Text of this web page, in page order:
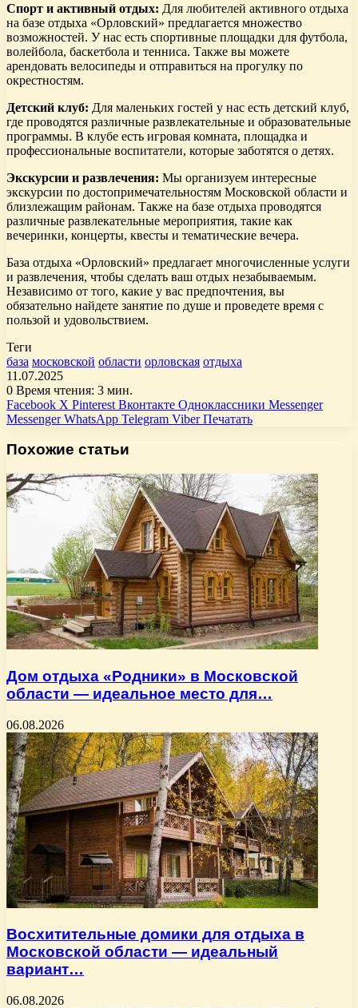
Спорт и активный отдых: Для любителей активного отдыха
на базе отдыха «Орловский» предлагается множество
возможностей. У нас есть спортивные площадки для футбола,
волейбола, баскетбола и тенниса. Также вы можете
арендовать велосипеды и отправиться на прогулку по
окрестностям.
Детский клуб: Для маленьких гостей у нас есть детский клуб,
где проводятся различные развлекательные и образовательные
программы. В клубе есть игровая комната, площадка и
профессиональные воспитатели, которые заботятся о детях.
Экскурсии и развлечения: Мы организуем интересные
экскурсии по достопримечательностям Московской области и
близлежащим районам. Также на базе отдыха проводятся
различные развлекательные мероприятия, такие как
вечеринки, концерты, квесты и тематические вечера.
База отдыха «Орловский» предлагает многочисленные услуги
и развлечения, чтобы сделать ваш отдых незабываемым.
Независимо от того, какие у вас предпочтения, вы
обязательно найдете занятие по душе и проведете время с
пользой и удовольствием.
Теги
база московской области орловская отдыха
11.07.2025
0 Время чтения: 3 мин.
Facebook X Pinterest Вконтакте Одноклассники Messenger
Messenger WhatsApp Telegram Viber Печатать
Похожие статьи
Дом отдыха «Родники» в Московской
области — идеальное место для…
06.08.2026
Восхитительные домики для отдыха в
Московской области — идеальный
вариант…
06.08.2026